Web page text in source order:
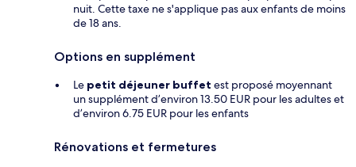
nuit. Cette taxe ne s'applique pas aux enfants de moins
de 18 ans.
Options en supplément
Le petit déjeuner buffet est proposé moyennant
un supplément d’environ 13.50 EUR pour les adultes et
d’environ 6.75 EUR pour les enfants
Rénovations et fermetures